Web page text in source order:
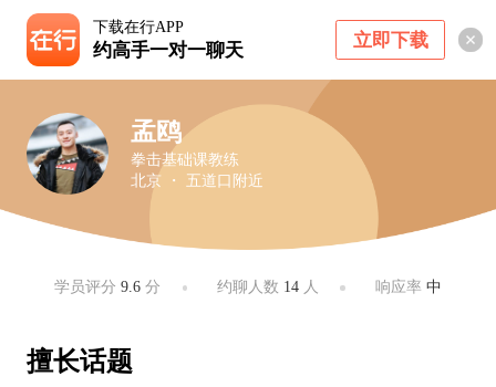
下载在行APP
约高手一对一聊天 立即下载
孟鸥
拳击基础课教练
北京 ・ 五道口附近
学员评分9.6 分 约聊人数 14人 响应率 中
擅长话题